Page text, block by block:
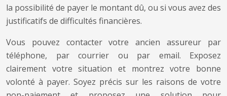
la possibilité de payer le montant dû, ou si vous avez des
justificatifs de difficultés financières.
Vous pouvez contacter votre ancien assureur par
téléphone, par courrier ou par email. Exposez
clairement votre situation et montrez votre bonne
volonté à payer. Soyez précis sur les raisons de votre